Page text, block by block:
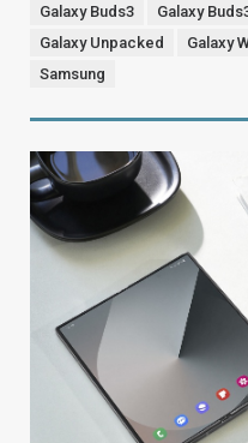
Galaxy Buds3 Galaxy
Galaxy Unpacked
Galaxy
Samsung